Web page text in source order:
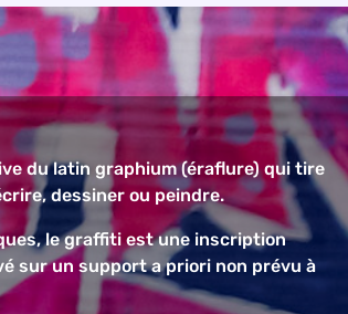
du latin graphium (éraflure) qui tire
dessiner ou peindre.
le graffiti est une inscription
sur un support a priori non prévu à